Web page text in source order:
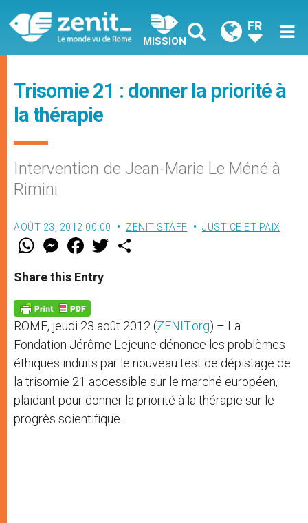
MISSION
FR
Trisomie 21 : donner la priorité à
la thérapie
Intervention de Jean-Marie Le Méné à
Rimini
AOÛT 23, 2012 00:00 ZENIT STAFF JUSTICE ET PAIX
W
t
s
p
p
M
e
s
e
g
e
r
F
a
e
b
o
k
w
Share this Entry
ROME, jeudi 23 août 2012 (ZENIT.org) – La
Fondation Jérôme Lejeune dénonce les problèmes
éthiques induits par le nouveau test de dépistage de
la trisomie 21 accessible sur le marché européen,
plaidant pour donner la priorité à la thérapie sur le
progrès scientifique.